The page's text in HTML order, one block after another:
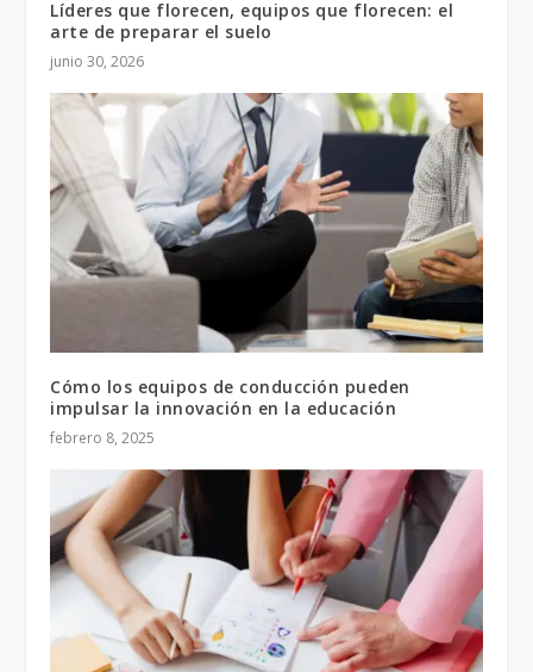
Líderes que florecen, equipos que florecen: el
arte de preparar el suelo
junio 30, 2026
Cómo los equipos de conducción pueden
impulsar la innovación en la educación
febrero 8, 2025